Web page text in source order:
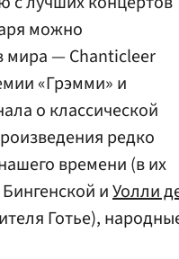
можно
мира — Chanticleer
«Грэмми» и
о классической
редко
времени (в их
иУолли
Готье),